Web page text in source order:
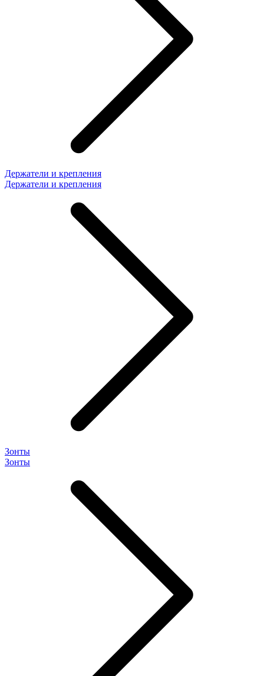
Держатели и крепления
Держатели и крепления
Зонты
Зонты